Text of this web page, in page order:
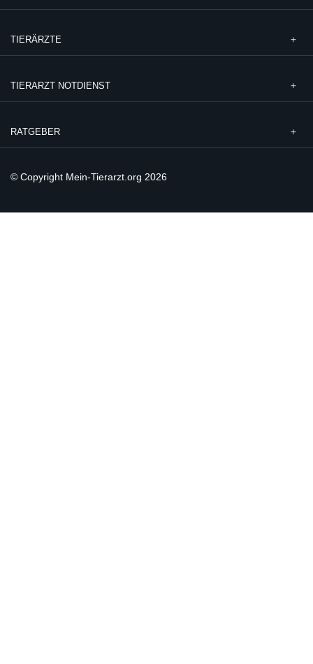
TIERÄRZTE
TIERARZT NOTDIENST
RATGEBER
© Copyright Mein-Tierarzt.org 2026